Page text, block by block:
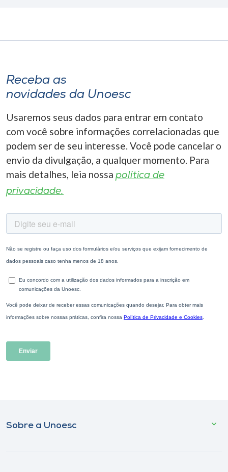
Receba as
novidades da Unoesc
Usaremos seus dados para entrar em contato
com você sobre informações correlacionadas que
podem ser de seu interesse. Você pode cancelar o
envio da divulgação, a qualquer momento. Para
mais detalhes, leia nossa política de
privacidade.
Sobre a Unoesc